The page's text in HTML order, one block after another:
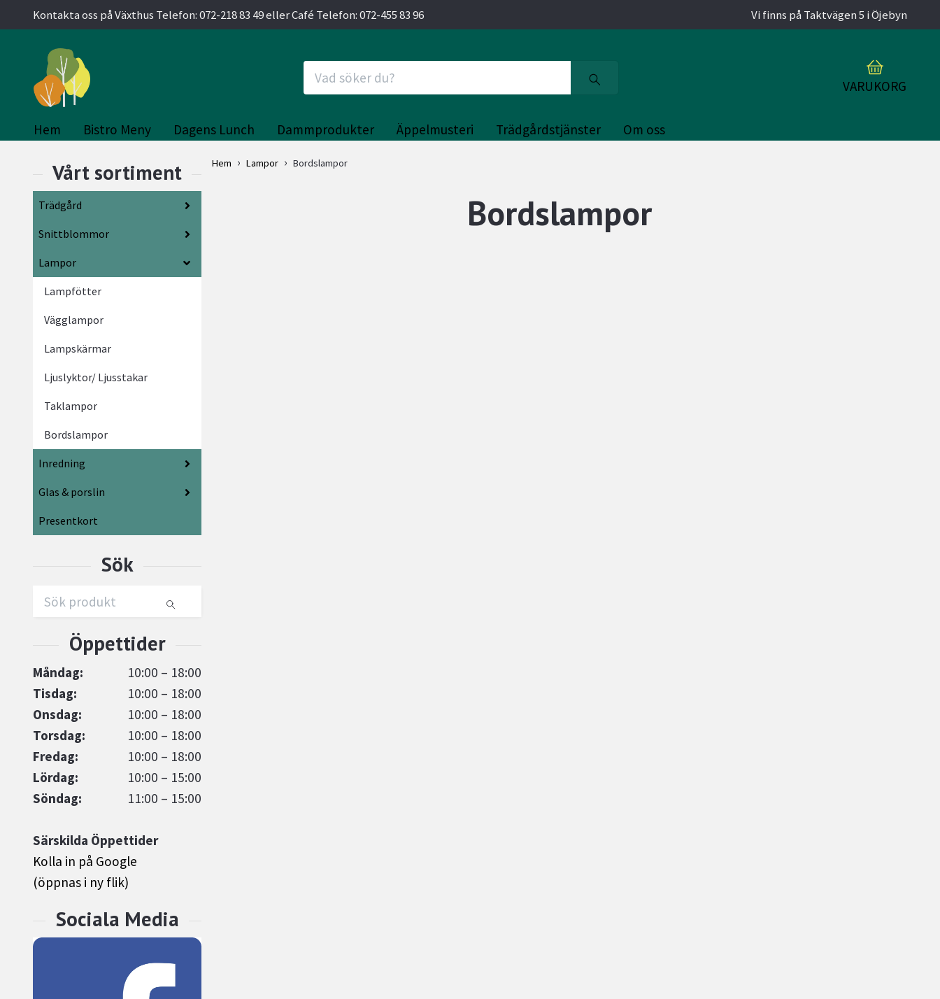
Kontakta oss på Växthus Telefon: 072-218 83 49 eller Café Telefon: 072-455 83 96 Vi finns på Taktvägen 5 i Öjebyn
VARUKORG
Hem Bistro Meny Dagens Lunch Dammprodukter Äppelmusteri Trädgårdstjänster Om oss
Trädgård
Snittblommor
Lampor
Lampfötter
Vägglampor
Lampskärmar
Ljuslyktor/ Ljusstakar
Taklampor
Bordslampor
Inredning
Glas & porslin
Presentkort
Måndag:
10:00 – 18:00
Tisdag:
10:00 – 18:00
Onsdag:
10:00 – 18:00
Torsdag:
10:00 – 18:00
Fredag:
10:00 – 18:00
Lördag:
10:00 – 15:00
Söndag:
11:00 – 15:00
Särskilda Öppettider
Kolla in på Google
(öppnas i ny flik)
Hem Lampor Bordslampor
Bordslampor